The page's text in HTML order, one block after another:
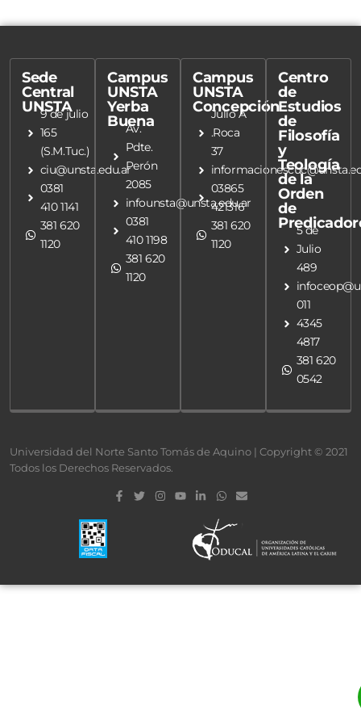
Sede
Central
UNSTA
9 de julio
165
(S.M.Tuc.)
ciu@unsta.edu.ar
0381
410 1141
381 620
1120
Campus
UNSTA
Yerba
Buena
Av.
Pdte.
Perón
2085
infounsta@unsta.edu.ar
0381
410 1198
381 620
1120
Campus
UNSTA
Concepción
Julio A
.Roca
37
03865
421316
381 620
1120
Centro
de
Estudios
de
Filosofía
y
Teología
de la
Orden
de
5 de
Julio
489
011
4345
4817
381 620
0542
Universidad del Norte Santo Tomás de Aquino | Copyright © 2021
Todos los Derechos Reservados.